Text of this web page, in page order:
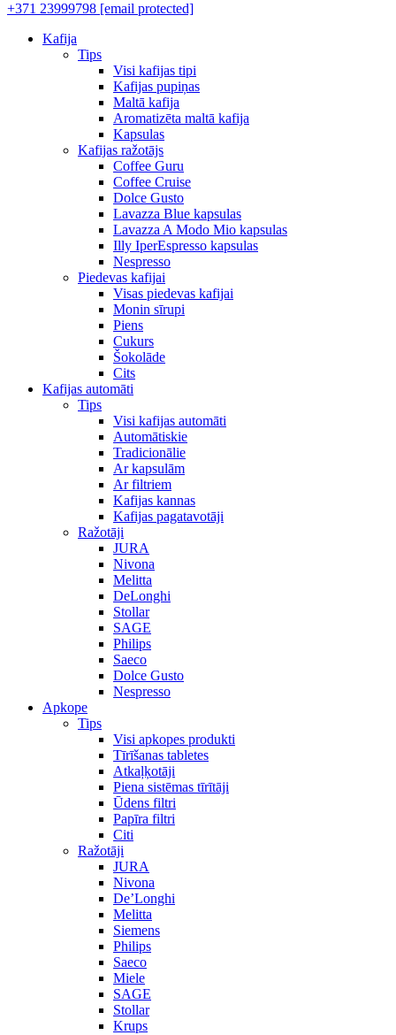
+371 23999798 [email protected]
Kafija
Tips
Visi kafijas tipi
Kafijas pupiņas
Maltā kafija
Aromatizēta maltā kafija
Kapsulas
Kafijas ražotājs
Coffee Guru
Coffee Cruise
Dolce Gusto
Lavazza Blue kapsulas
Lavazza A Modo Mio kapsulas
Illy IperEspresso kapsulas
Nespresso
Piedevas kafijai
Visas piedevas kafijai
Monin sīrupi
Piens
Cukurs
Šokolāde
Cits
Kafijas automāti
Tips
Visi kafijas automāti
Automātiskie
Tradicionālie
Ar kapsulām
Ar filtriem
Kafijas kannas
Kafijas pagatavotāji
Ražotāji
JURA
Nivona
Melitta
DeLonghi
Stollar
SAGE
Philips
Saeco
Dolce Gusto
Nespresso
Apkope
Tips
Visi apkopes produkti
Tīrīšanas tabletes
Atkaļķotāji
Piena sistēmas tīrītāji
Ūdens filtri
Papīra filtri
Citi
Ražotāji
JURA
Nivona
De’Longhi
Melitta
Siemens
Philips
Saeco
Miele
SAGE
Stollar
Krups